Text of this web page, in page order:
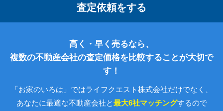
査定依頼をする
高く・早く売るなら、
複数の不動産会社の査定価格を比較することが大切で
す！
「お家のいろは」ではライフクエスト株式会社だけでなく、
あなたに最適な不動産会社と最大6社マッチングするので